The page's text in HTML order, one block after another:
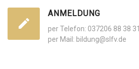
ANMELDUNG
per Telefon: 037206 88 38 31
per Mail: bildung@slfv.de